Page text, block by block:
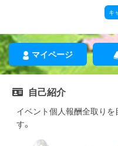
キ
マイページ
自己紹介
イベント個人報酬全取り
す。